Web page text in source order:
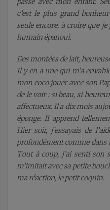
c’est le plus grand
seule encore, à croire que
humain épanoui.
Des montées de lait,
Il y en a une qui m’a
mon coco jouer avec son
de le voir : si beau, si
affectueux. Il a dix mois
éponge. Il apprend
Hier soir, j’essayais de
profondément comme dans
Tout à coup, j’ai senti
m’imitait avec sa petite
ma réaction, le petit coquin.